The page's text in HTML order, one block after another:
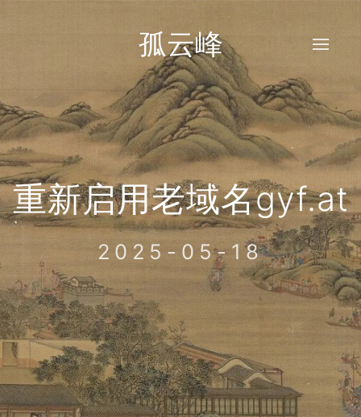
孤云峰
重新启用老域名gyf.at
2025-05-18